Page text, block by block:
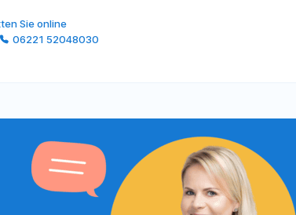
Sie online
06221 52048030